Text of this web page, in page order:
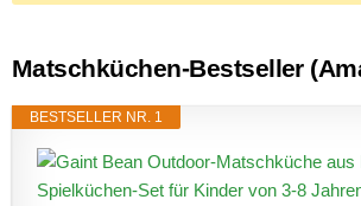
Matschküchen-Bestseller
BESTSELLER NR. 1